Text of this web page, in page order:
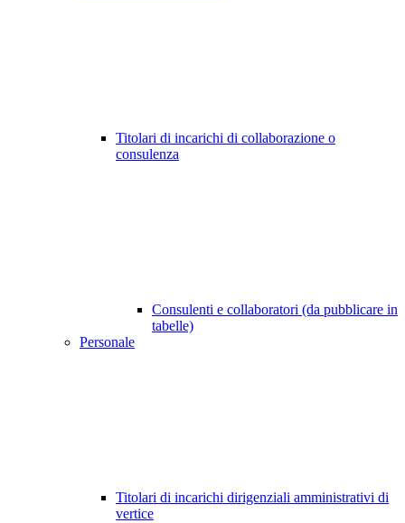
Titolari di incarichi di collaborazione o
consulenza
Consulenti e collaboratori (da pubblicare in
tabelle)
Personale
Titolari di incarichi dirigenziali amministrativi di
vertice